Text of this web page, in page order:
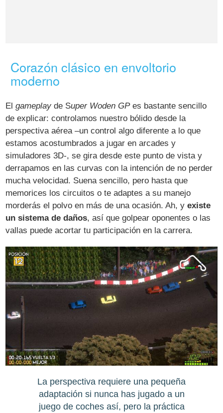
Corazón clásico en envoltorio
moderno
Elgameplay de Super Woden GPes bastante sencillo
de explicar: controlamos nuestro bólido desde la
perspectiva aérea –un control algo diferente a lo que
estamos acostumbrados a jugar en arcades y
simuladores 3D-, se gira desde este punto de vista y
derrapamos en las curvas con la intención de no perder
mucha velocidad. Suena sencillo, pero hasta que
memorices los circuitos o te adaptes a su manejo
morderás el polvo en más de una ocasión. Ah, yexiste
un sistema de daños, así que golpear oponentes o las
vallas puede acortar tu participación en la carrera.
La perspectiva requiere una pequeña
adaptación si nunca has jugado a un
juego de coches así, pero la práctica